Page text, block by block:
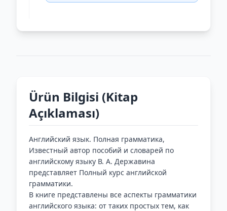
Ürün Bilgisi (Kitap
Açıklaması)
Английский язык. Полная грамматика,
Известный автор пособий и словарей по
английскому языку В. А. Державина
представляет Полный курс английской
грамматики.
В книге представлены все аспекты грамматики
английского языка: от таких простых тем, как